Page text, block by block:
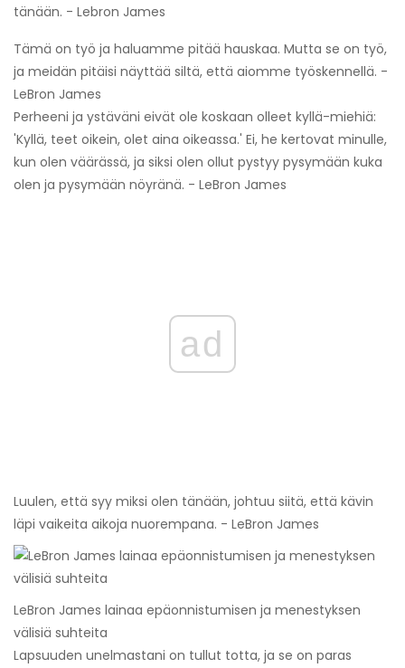
tänään. - Lebron James
Tämä on työ ja haluamme pitää hauskaa. Mutta se on työ,
ja meidän pitäisi näyttää siltä, ​​että aiomme työskennellä. -
LeBron James
Perheeni ja ystäväni eivät ole koskaan olleet kyllä-miehiä:
'Kyllä, teet oikein, olet aina oikeassa.' Ei, he kertovat minulle,
kun olen väärässä, ja siksi olen ollut pystyy pysymään kuka
olen ja pysymään nöyränä. - LeBron James
ad
Luulen, että syy miksi olen tänään, johtuu siitä, että kävin
läpi vaikeita aikoja nuorempana. - LeBron James
LeBron James lainaa epäonnistumisen ja menestyksen
välisiä suhteita
Lapsuuden unelmastani on tullut totta, ja se on paras